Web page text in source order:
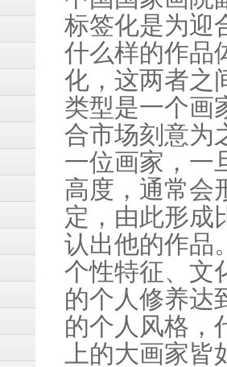
标签化是为迎
什么样的作品
化，这两者之
类型是一个画
合市场刻意为
一位画家，一
高度，通常会
定，由此形成
认出他的作品
个性特征、文
的个人修养达
的个人风格，
上的大画家皆